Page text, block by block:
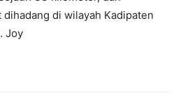
di wilayah Kadipaten
Joy